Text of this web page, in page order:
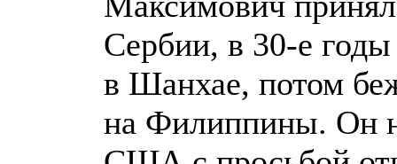
Сербии, в 30-е
в Шанхае, потом
на Филиппины. Он